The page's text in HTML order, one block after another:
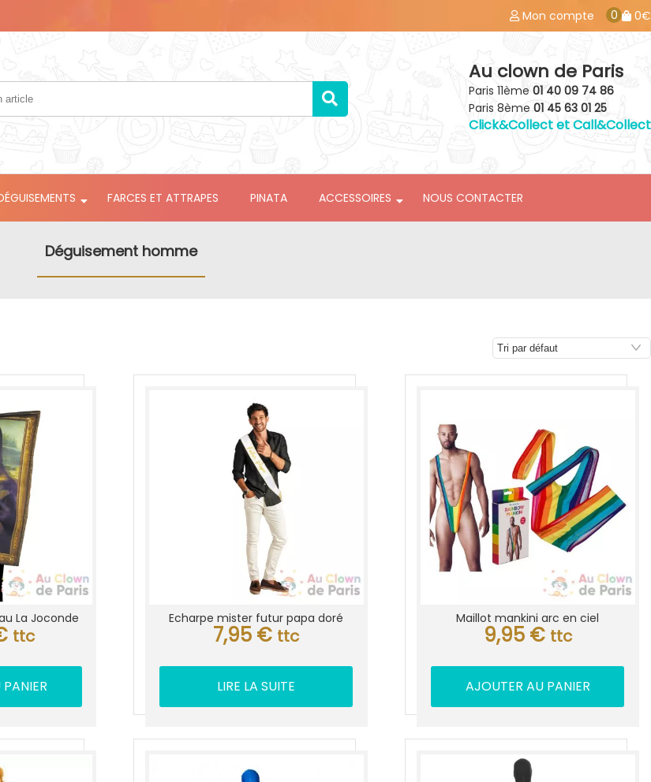
Mon compte 0 0€
Au clown de Paris
Paris 11ème 01 40 09 74 86
Paris 8ème 01 45 63 01 25
Click&Collect et Call&Collect
FARCES ET ATTRAPES PINATA ACCESSOIRES NOUS CONTACTER
Déguisement homme
La Joconde
ttc
Echarpe mister futur papa doré
7,95 € ttc
LIRE LA SUITE
Maillot mankini arc en ciel
9,95 € ttc
AJOUTER AU PANIER